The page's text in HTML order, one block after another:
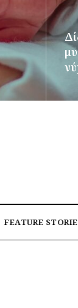
FEATURE